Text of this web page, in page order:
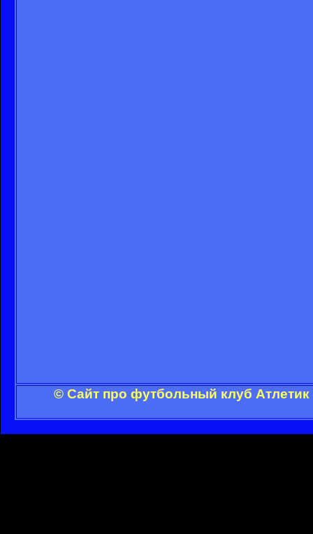
© Сайт про футбольный клуб